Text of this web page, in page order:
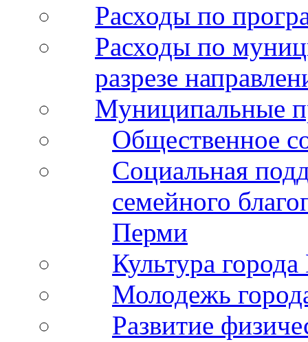
Расходы по
Расходы по
разрезе
Муниципальные
Общественное
Социальная
семейного
Перми
Культура
Молодежь
Развитие